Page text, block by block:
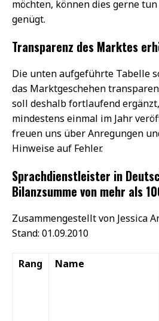
möchten, können dies gerne
genügt.
Transparenz des Marktes
Die unten aufgeführte Tabelle
das Marktgeschehen
soll deshalb fortlaufend
mindestens einmal im Jahr
freuen uns über Anregungen
Hinweise auf Fehler.
Sprachdienstleister in
Bilanzsumme von mehr als
Zusammengestellt von Jessica
Stand: 01.09.2010
Rang Name